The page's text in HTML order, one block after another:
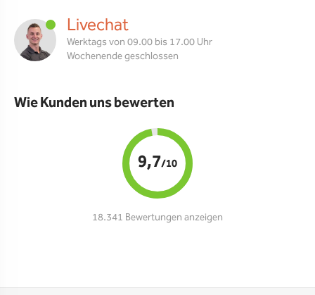
Livechat
Werktags von 09.00 bis 17.00 Uhr
Wochenende geschlossen
Wie Kunden uns bewerten
9,7/10
18.341 Bewertungen anzeigen